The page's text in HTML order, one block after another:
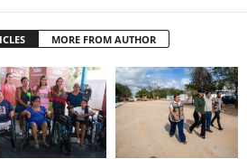
MORE FROM AUTHOR